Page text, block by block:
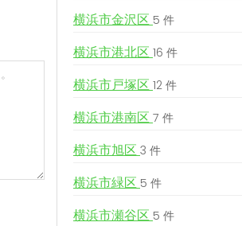
横浜市金沢区 5 件
横浜市港北区 16 件
横浜市戸塚区 12 件
横浜市港南区 7 件
横浜市旭区 3 件
横浜市緑区 5 件
横浜市瀬谷区 5 件